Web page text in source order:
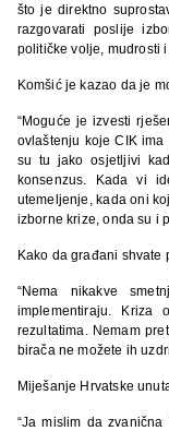
što je direktno
razgovarati poslije
političke volje, mudrosti i
Komšić je kazao da je
“Moguće je izvesti
ovlaštenju koje CIK
su tu jako osjetljivi
konsenzus. Kada vi
utemeljenje, kada oni
izborne krize, onda su i
Kako da građani shvate
“Nema nikakve
implementiraju. Kriza
rezultatima. Nemam
birača ne možete ih
Miješanje Hrvatske
“Ja mislim da